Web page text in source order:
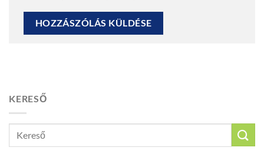
KERESŐ